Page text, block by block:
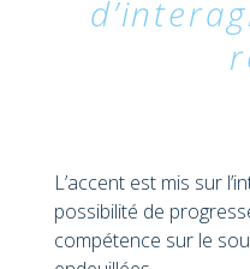
L’accent est mis sur
possibilité de
compétence sur le